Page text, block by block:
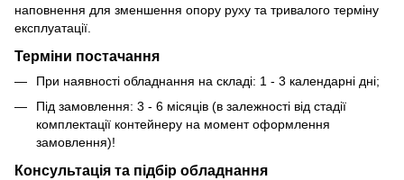
наповнення для зменшення опору руху та тривалого терміну
експлуатації.
Терміни постачання
При наявності обладнання на складі: 1 - 3 календарні дні;
Під замовлення: 3 - 6 місяців (в залежності від стадії
комплектації контейнеру на момент оформлення
замовлення)!
Консультація та підбір обладнання